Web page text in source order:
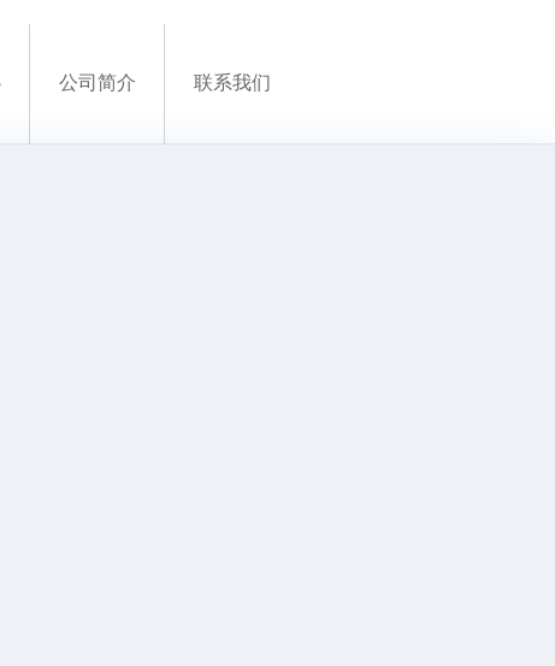
公司简介 联系我们